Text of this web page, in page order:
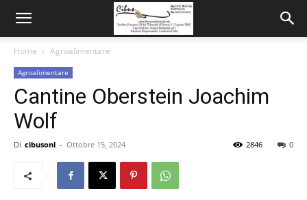
Home Agroalimentare
Agroalimentare
Cantine Oberstein Joachim
Wolf
Di cibusonl - Ottobre 15, 2024 0
2846